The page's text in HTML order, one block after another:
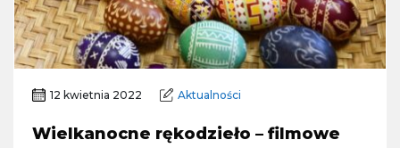
12 kwietnia 2022 Aktualności
Wielkanocne rękodzieło – filmowe